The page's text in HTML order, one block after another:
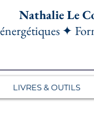
Nathalie Le
✦
LIVRES & OUTILS